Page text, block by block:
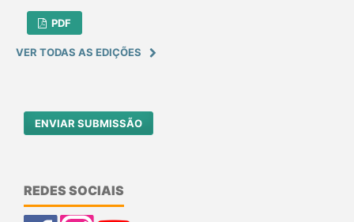
PDF
VER TODAS AS EDIÇÕES
ENVIAR SUBMISSÃO
REDES SOCIAIS